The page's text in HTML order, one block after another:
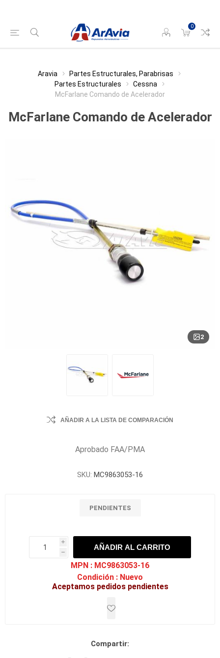
0
Aravia
Partes Estructurales, Parabrisas
Partes Estructurales
Cessna
McFarlane Comando de Acelerador
McFarlane Comando de Acelerador
2
AÑADIR A LA LISTA DE COMPARACIÓN
Aprobado FAA/PMA
SKU: MC9863053-16
PENDIENTES
i
h
h
AÑADIR AL CARRITO
MPN : MC9863053-16
Condición : Nuevo
Aceptamos pedidos pendientes
Compartir: